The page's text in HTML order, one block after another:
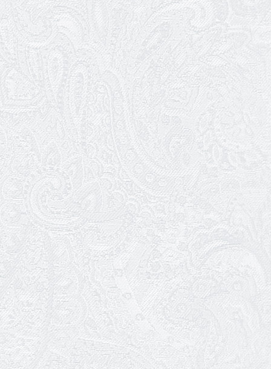
10.03.2026
Ювілей Тетяни Хамітової
03.03.2026
Ювілей Сергія Богаченка
02.03.2026
Результати конкурсу
27.02.2026
Ювілей Олександра Жигуліна
19.02.2026
Про гастрольний захід SQUIRT. The
Las Vegas Show
11.02.2026
Конкурс на заміщення посади
«завідувач художньо-постановочної
частини»
09.02.2026
Пішов з життя Ігор Дідурко
06.02.2026
Пішов з життя Андрій Шишкін
03.02.2026